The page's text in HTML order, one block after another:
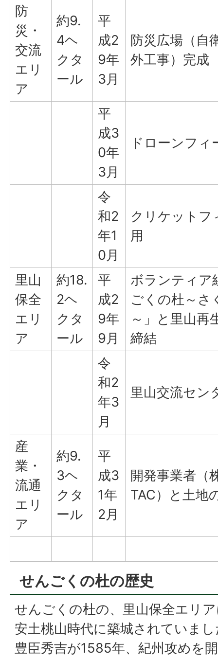
防
災・
交流
エリ
ア
約9.
4ヘ
クタ
ール
平
成2
9年
3月
防災広場（自
外工事）完成
平
成3
0年
3月
ドローンフィ
令
和2
年1
0月
クリケットフ
用
里山
保全
エリ
ア
約18.
2ヘ
クタ
ール
平
成2
9年
9月
ボランティア
ごくの杜～さ
～」と里山再
締結
令
和2
年3
月
里山交流セン
産
業・
流通
エリ
ア
約9.
3ヘ
クタ
ール
平
成3
1年
2月
開発事業者（
TAC）と土地
せんごくの杜の歴史
せんごくの杜の、里山保全エリ
安土桃山時代に築城されていま
豊臣秀吉が1585年、紀州攻めを